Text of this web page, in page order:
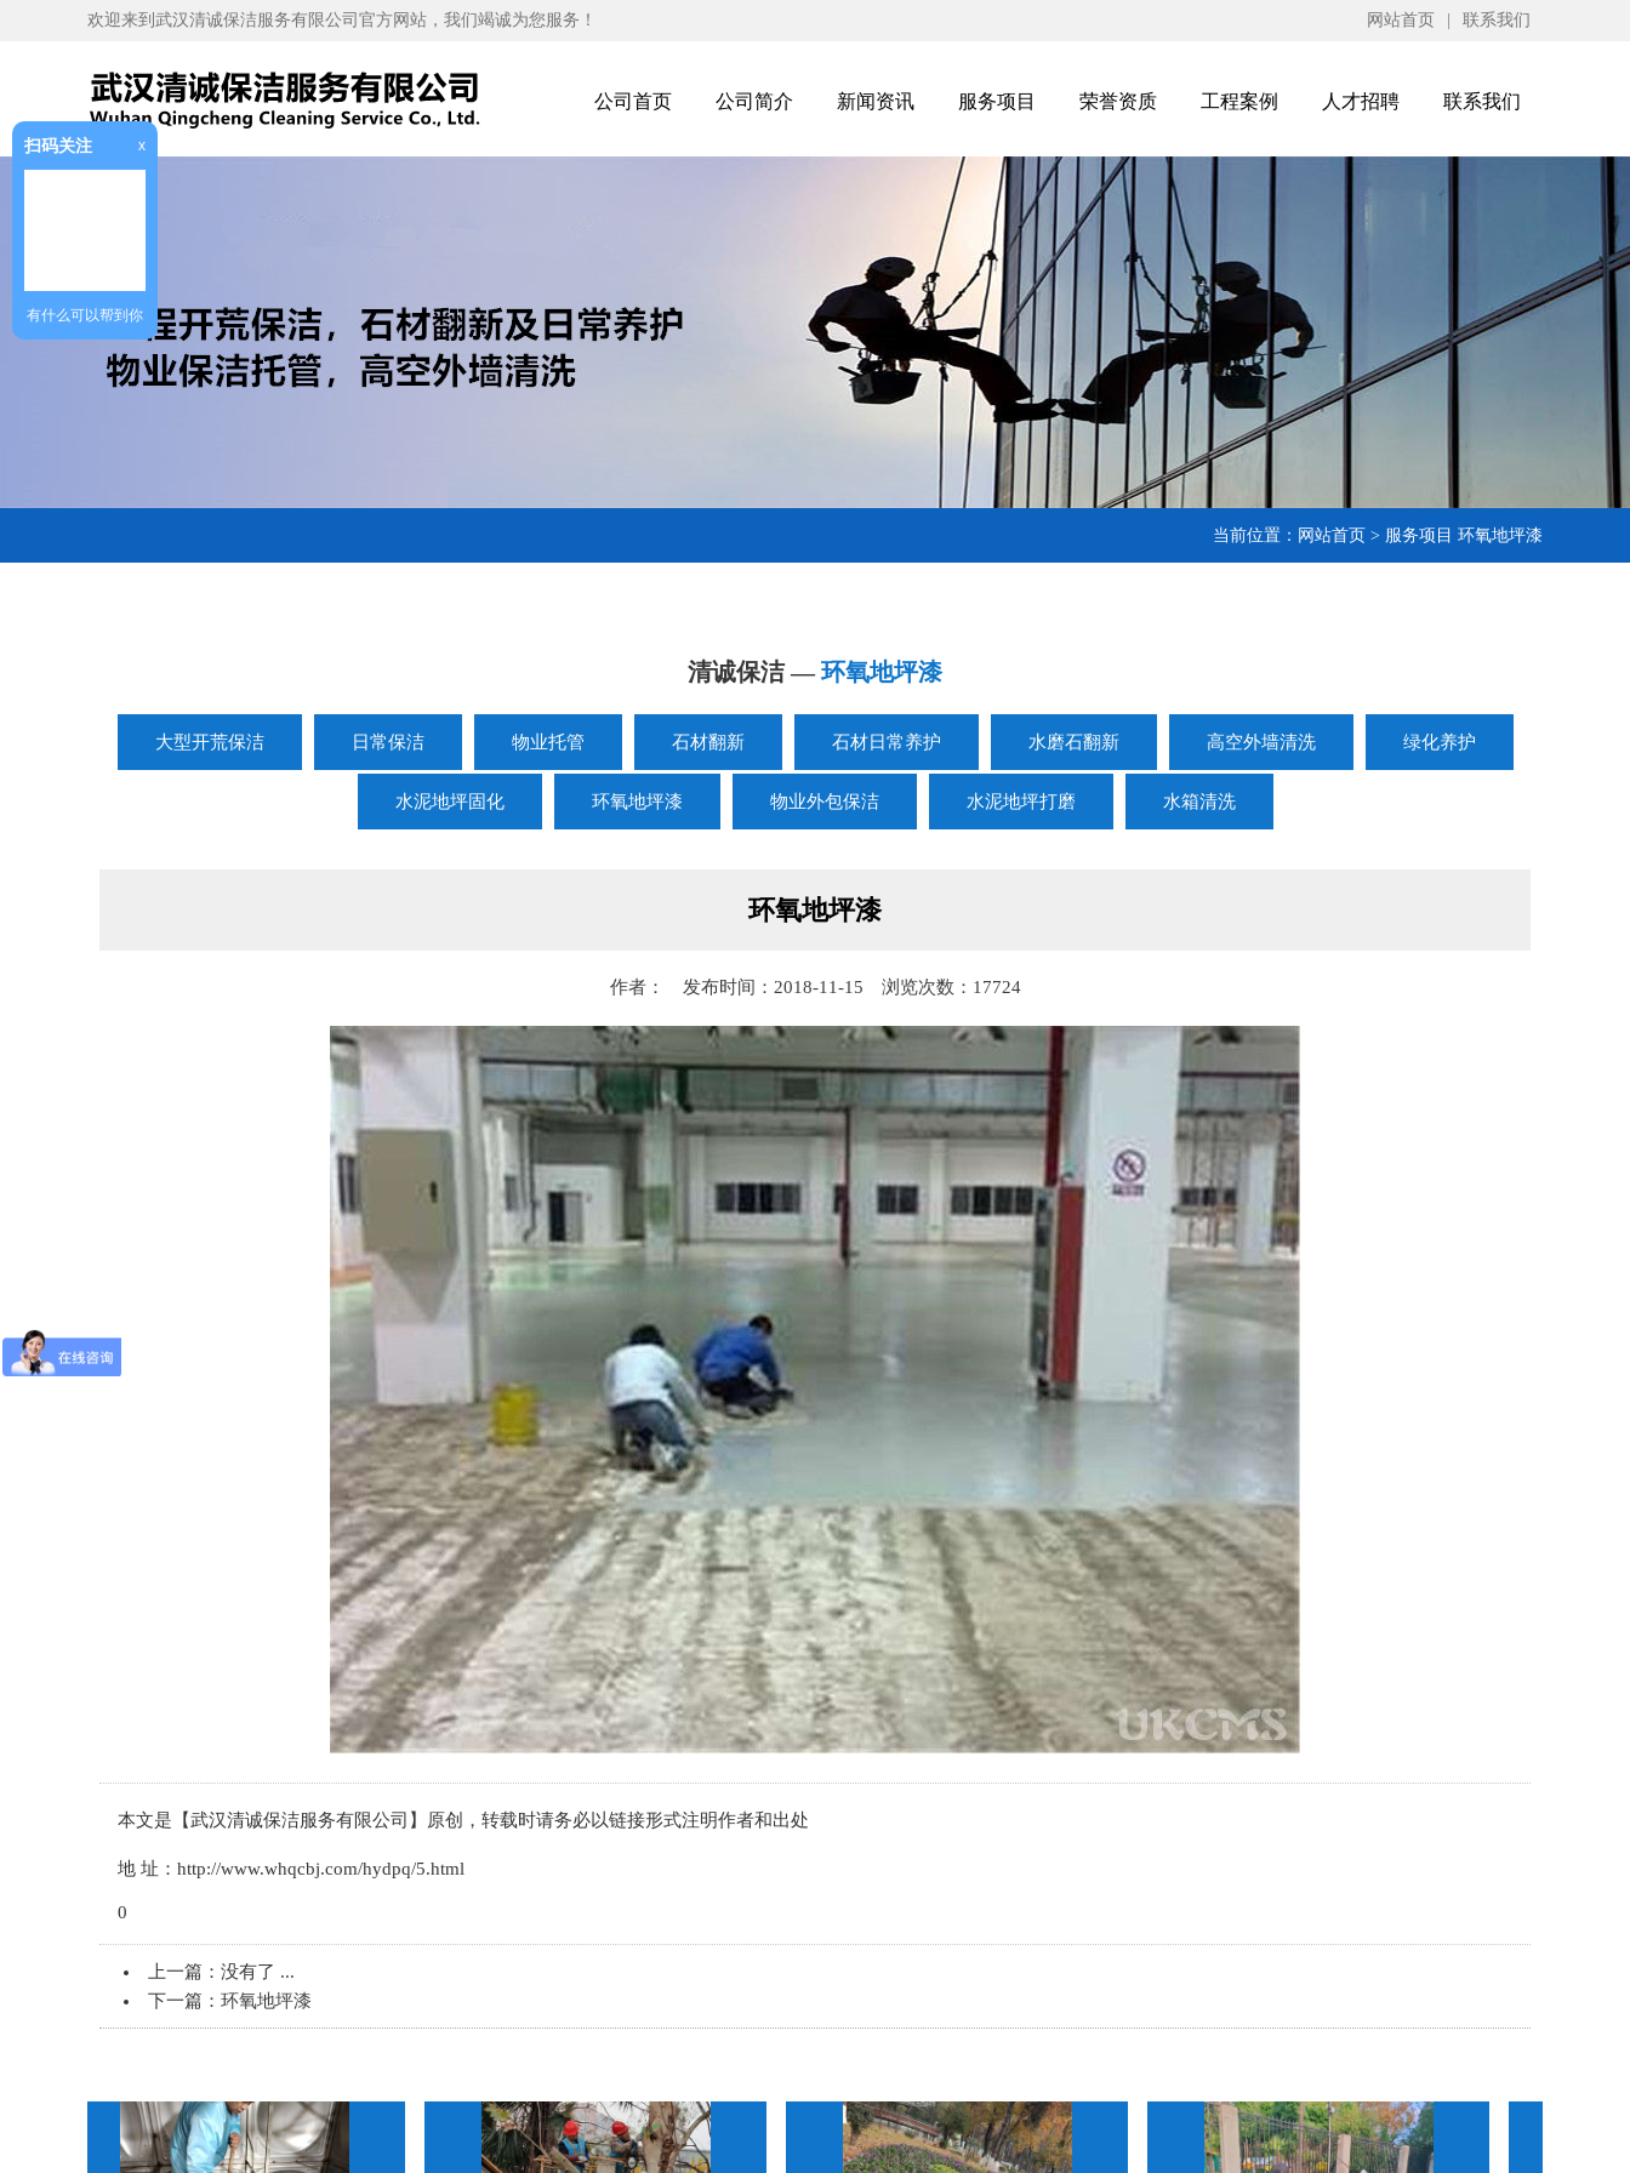
扫码关注 x
有什么可以帮到你
欢迎来到武汉清诚保洁服务有限公司官方网站，我们竭诚为您服务！ 网站首页 联系我们
公司首页 公司简介 新闻资讯 服务项目 荣誉资质 工程案例 人才招聘 联系我们
当前位置： 网站首页 > 服务项目 环氧地坪漆
清诚保洁 —环氧地坪漆
大型开荒保洁 日常保洁 物业托管 石材翻新 石材日常养护 水磨石翻新 高空外墙清洗 绿化养护
水泥地坪固化 环氧地坪漆 物业外包保洁 水泥地坪打磨 水箱清洗
环氧地坪漆
作者： 发布时间：2018-11-15 浏览次数：17724
本文是【武汉清诚保洁服务有限公司】原创，转载时请务必以链接形式注明作者和出处
地 址：http://www.whqcbj.com/hydpq/5.html
0
上一篇：没有了 ...
下一篇： 环氧地坪漆